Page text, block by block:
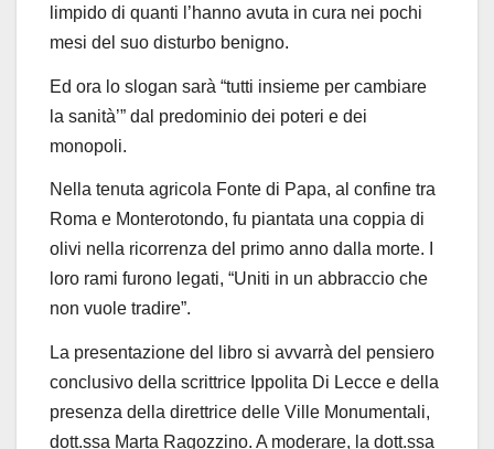
limpido di quanti l’hanno avuta in cura nei pochi
mesi del suo disturbo benigno.
Ed ora lo slogan sarà “tutti insieme per cambiare
la sanità’” dal predominio dei poteri e dei
monopoli.
Nella tenuta agricola Fonte di Papa, al confine tra
Roma e Monterotondo, fu piantata una coppia di
olivi nella ricorrenza del primo anno dalla morte. I
loro rami furono legati, “Uniti in un abbraccio che
non vuole tradire”.
La presentazione del libro si avvarrà del pensiero
conclusivo della scrittrice Ippolita Di Lecce e della
presenza della direttrice delle Ville Monumentali,
dott.ssa Marta Ragozzino. A moderare, la dott.ssa